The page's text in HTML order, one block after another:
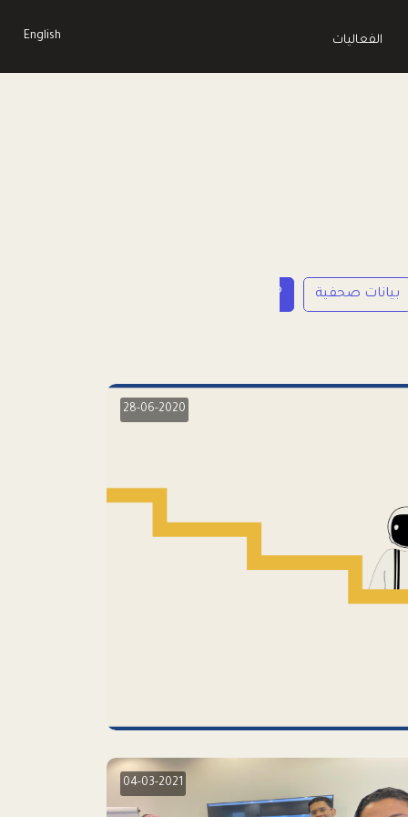
الفعاليات English
بيانات صحفية LP
28-06-2020
04-03-2021